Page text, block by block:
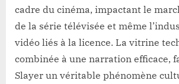
cadre du cinéma, impactant le
de la série télévisée et même
vidéo liés à la licence. La vitrine
combinée à une narration efficace,
Slayer un véritable phénomène